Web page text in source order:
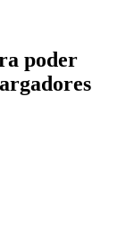
poder